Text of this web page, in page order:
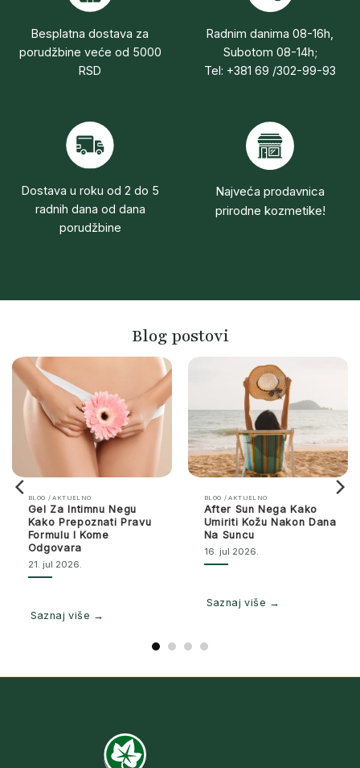
Besplatna dostava za
porudžbine veće od 5000
RSD
Radnim danima 08-16h,
Subotom 08-14h;
Tel: +381 69 /302-99-93
Dostava u roku od 2 do 5
radnih dana od dana
porudžbine
Najveća prodavnica
prirodne kozmetike!
Blog postovi
BLOG / AKTUELNO
Gel Za Intimnu Negu
Kako Prepoznati Pravu
Formulu I Kome
Odgovara
21. jul 2026.
Saznaj više →
BLOG / AKTUELNO
After Sun Nega Kako
Umiriti Kožu Nakon Dana
Na Suncu
16. jul 2026.
Saznaj više →